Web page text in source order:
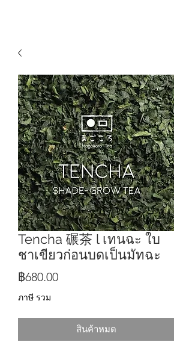
Tencha 碾茶 l เทนฉะ ใบ
ชาเขียวก่อนบดเป็นมัทฉะ
฿680.00ราคา
ภาษี รวม
สินค้าหมด